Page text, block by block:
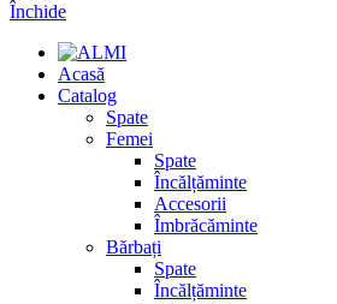
Închide
Acasă
Catalog
Spate
Femei
Spate
Încălțăminte
Accesorii
Îmbrăcăminte
Bărbați
Spate
Încălțăminte